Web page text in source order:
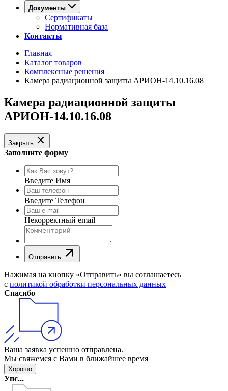
Документы
Сертификаты
Нормативная база
Контакты
Главная
Каталог товаров
Комплексные решения
Камера радиационной защиты АРИОН-14.10.16.08
Камера радиационной защиты
АРИОН-14.10.16.08
Закрыть
Заполните форму
Введите Имя
Введите Телефон
Некорректный email
Отправить
Нажимая на кнопку «Отправить» вы соглашаетесь
с политикой обработки персональных данных
Спасибо
Ваша заявка успешно отправлена.
Мы свяжемся с Вами в ближайшее время
Хорошо
Упс...